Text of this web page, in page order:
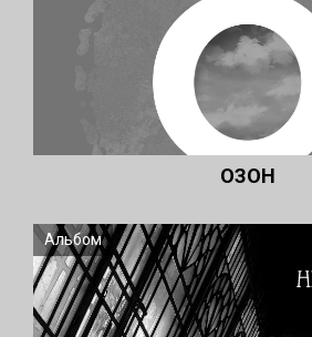
ОЗОН
Альбом